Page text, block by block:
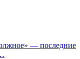
— последние